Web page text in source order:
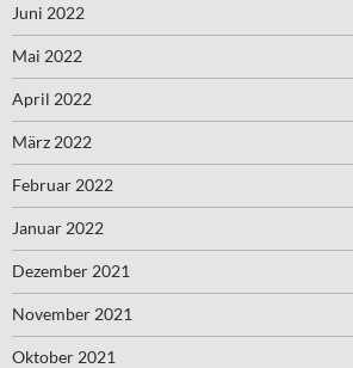
Juni 2022
Mai 2022
April 2022
März 2022
Februar 2022
Januar 2022
Dezember 2021
November 2021
Oktober 2021